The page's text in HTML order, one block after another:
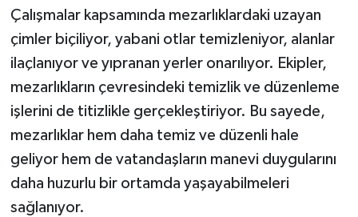
Çalışmalar kapsamında mezarlıklardaki uzayan
çimler biçiliyor, yabani otlar temizleniyor, alanlar
ilaçlanıyor ve yıpranan yerler onarılıyor. Ekipler,
mezarlıkların çevresindeki temizlik ve düzenleme
işlerini de titizlikle gerçekleştiriyor. Bu sayede,
mezarlıklar hem daha temiz ve düzenli hale
geliyor hem de vatandaşların manevi duygularını
daha huzurlu bir ortamda yaşayabilmeleri
sağlanıyor.